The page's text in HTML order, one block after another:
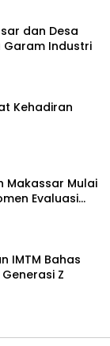
dan Desa
Garam Industri
Kehadiran
Makassar Mulai
Evaluasi
IMTM Bahas
Z